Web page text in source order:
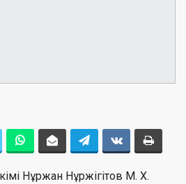
Нұржан Нұржігітов М. Х.